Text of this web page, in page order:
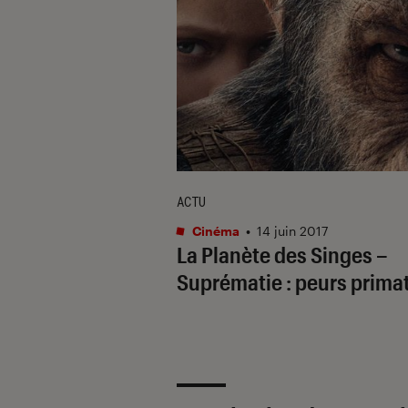
La Planète des Singes –
Suprématie : peurs
ACTU
Cinéma • 14 juin 2017